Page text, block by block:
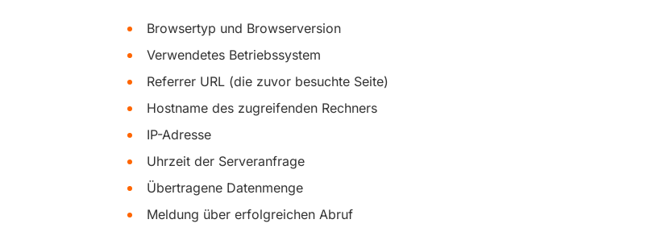
Browsertyp und Browserversion
Verwendetes Betriebssystem
Referrer URL (die zuvor besuchte Seite)
Hostname des zugreifenden Rechners
IP-Adresse
Uhrzeit der Serveranfrage
Übertragene Datenmenge
Meldung über erfolgreichen Abruf